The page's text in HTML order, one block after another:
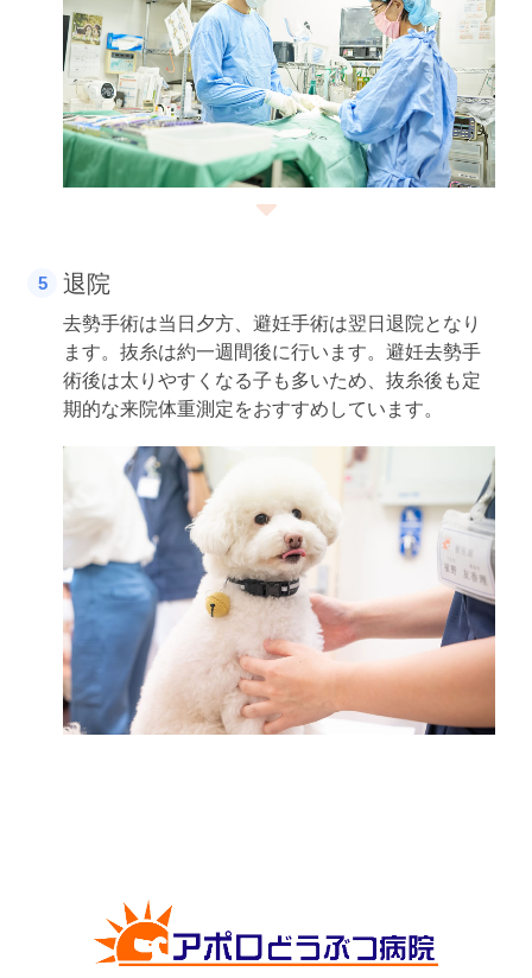
退院
去勢手術は当日夕方、避妊手術は翌日退院となり
ます。抜糸は約一週間後に行います。避妊去勢手
術後は太りやすくなる子も多いため、抜糸後も定
期的な来院体重測定をおすすめしています。